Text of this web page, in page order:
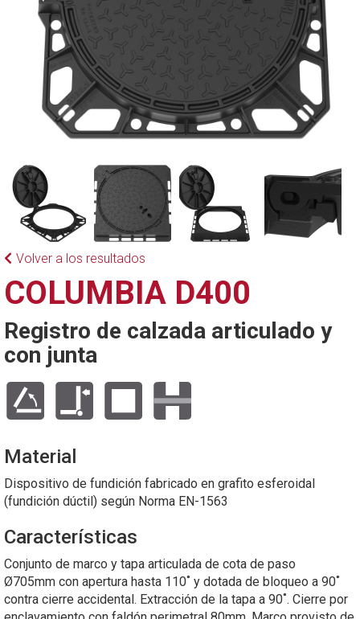
Volver a los resultados
COLUMBIA D400
Registro de calzada articulado y
con junta
Material
Dispositivo de fundición fabricado en grafito esferoidal
(fundición dúctil) según Norma EN-1563
Características
Conjunto de marco y tapa articulada de cota de paso
Ø705mm con apertura hasta 110˚ y dotada de bloqueo a 90˚
contra cierre accidental. Extracción de la tapa a 90˚. Cierre por